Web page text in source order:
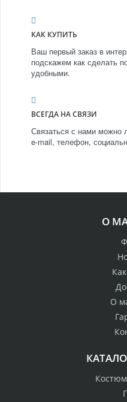
КАК КУПИТЬ
Ваш первый заказ в
подскажем как сделать
удобными.
ВСЕГДА НА СВЯЗИ
Связаться с нами
e-mail, телефон,
О
О